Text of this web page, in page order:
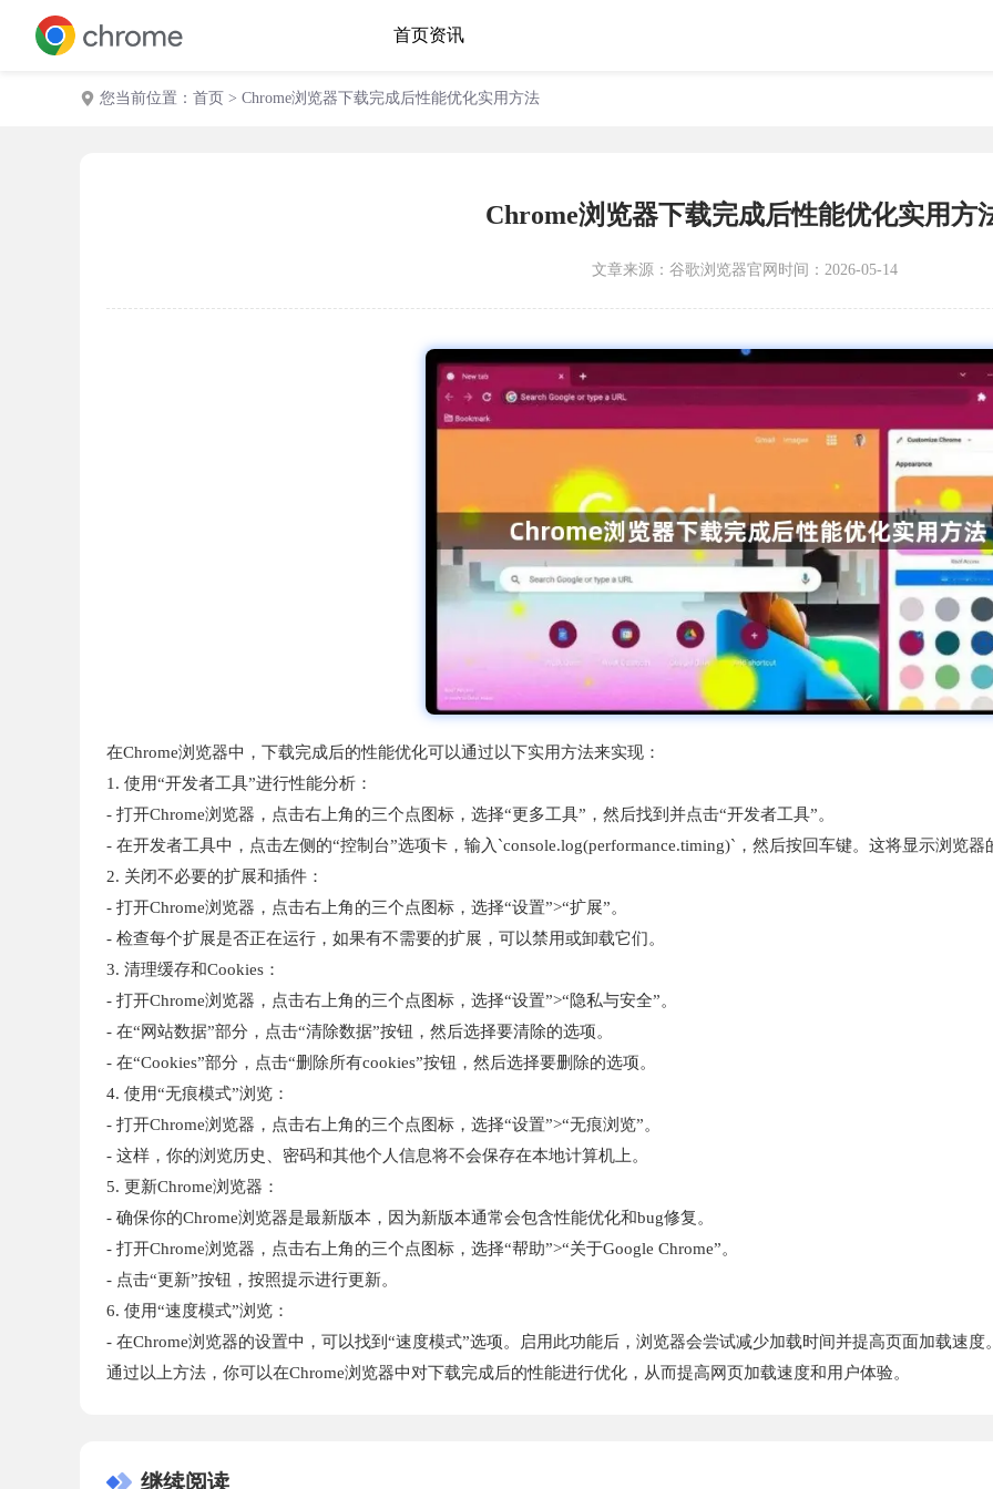
首页资讯
您当前位置： 首页 > Chrome浏览器下载完成后性能优化实用方法
Chrome浏览器下载完成后性能优化实用方
文章来源： 谷歌浏览器官网 时间：2026-05-14
在Chrome浏览器中，下载完成后的性能优化可以通过以下实用方法来实现：
1. 使用“开发者工具”进行性能分析：
- 打开Chrome浏览器，点击右上角的三个点图标，选择“更多工具”，然后找到并点击“开发者工具”。
- 在开发者工具中，点击左侧的“控制台”选项卡，输入`console.log(performance.timing)`，然后按回车键。这将显示浏览
2. 关闭不必要的扩展和插件：
- 打开Chrome浏览器，点击右上角的三个点图标，选择“设置”>“扩展”。
- 检查每个扩展是否正在运行，如果有不需要的扩展，可以禁用或卸载它们。
3. 清理缓存和Cookies：
- 打开Chrome浏览器，点击右上角的三个点图标，选择“设置”>“隐私与安全”。
- 在“网站数据”部分，点击“清除数据”按钮，然后选择要清除的选项。
- 在“Cookies”部分，点击“删除所有cookies”按钮，然后选择要删除的选项。
4. 使用“无痕模式”浏览：
- 打开Chrome浏览器，点击右上角的三个点图标，选择“设置”>“无痕浏览”。
- 这样，你的浏览历史、密码和其他个人信息将不会保存在本地计算机上。
5. 更新Chrome浏览器：
- 确保你的Chrome浏览器是最新版本，因为新版本通常会包含性能优化和bug修复。
- 打开Chrome浏览器，点击右上角的三个点图标，选择“帮助”>“关于Google Chrome”。
- 点击“更新”按钮，按照提示进行更新。
6. 使用“速度模式”浏览：
- 在Chrome浏览器的设置中，可以找到“速度模式”选项。启用此功能后，浏览器会尝试减少加载时间并提高页面加载速度
通过以上方法，你可以在Chrome浏览器中对下载完成后的性能进行优化，从而提高网页加载速度和用户体验。
继续阅读